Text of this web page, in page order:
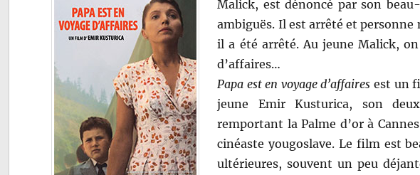
Malick, est dénoncé par son
ambiguës. Il est arrêté et
il a été arrêté. Au jeune Malick,
d’affaires…
Papa est en voyage d’affaires est un
jeune Emir Kusturica, son
remportant la Palme d’or à
cinéaste yougoslave. Le film est
ultérieures, souvent un peu